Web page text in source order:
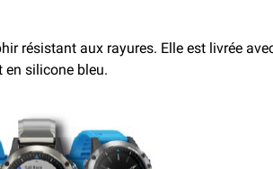
aux rayures. Elle est livrée
en silicone bleu.